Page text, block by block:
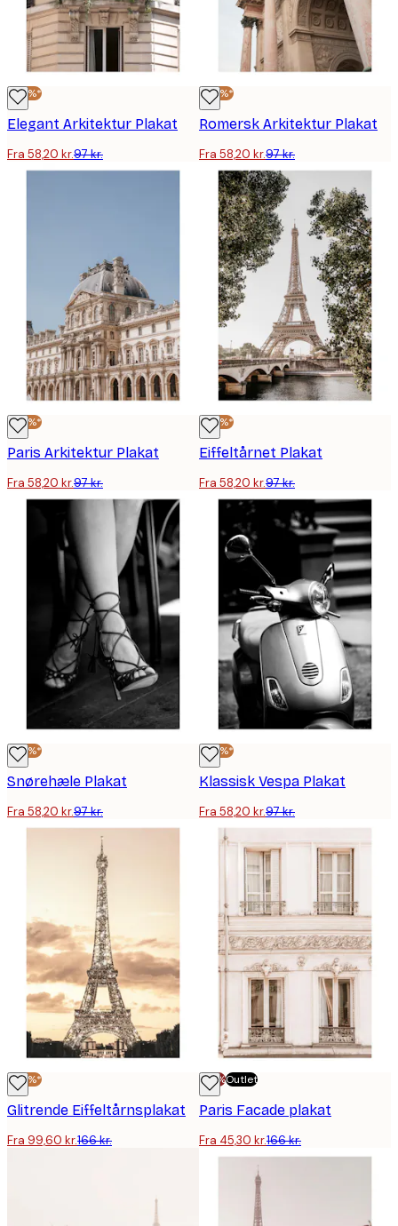
-40%*
Elegant Arkitektur Plakat
Fra 58,20 kr.97 kr.
-40%*
Romersk Arkitektur Plakat
Fra 58,20 kr.97 kr.
-40%*
Paris Arkitektur Plakat
Fra 58,20 kr.97 kr.
-40%*
Eiffeltårnet Plakat
Fra 58,20 kr.97 kr.
-40%*
Snørehæle Plakat
Fra 58,20 kr.97 kr.
-40%*
Klassisk Vespa Plakat
Fra 58,20 kr.97 kr.
-40%*
Glitrende Eiffeltårnsplakat
Fra 99,60 kr.166 kr.
-70%Outlet
Paris Facade plakat
Fra 45,30 kr.166 kr.